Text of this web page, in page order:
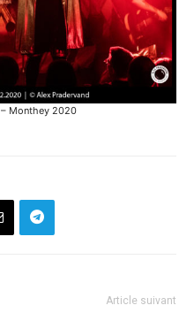
Monthey 2020
Article suivant